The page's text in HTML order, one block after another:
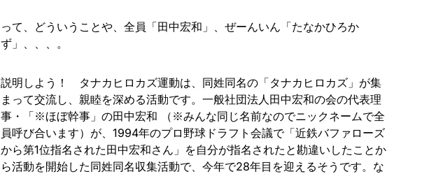
って、どういうことや、全員「田中宏和」、ぜーんいん「たなかひろか
ず」、、、。
説明しよう！ タナカヒロカズ運動は、同姓同名の「タナカヒロカズ」が集
まって交流し、親睦を深める活動です。一般社団法人田中宏和の会の代表理
事・「※ほぼ幹事」の田中宏和 （※みんな同じ名前なのでニックネームで全
員呼び合います）が、1994年のプロ野球ドラフト会議で「近鉄バファローズ
から第1位指名された田中宏和さん」を自分が指名されたと勘違いしたことか
ら活動を開始した同姓同名収集活動で、今年で28年目を迎えるそうです。な